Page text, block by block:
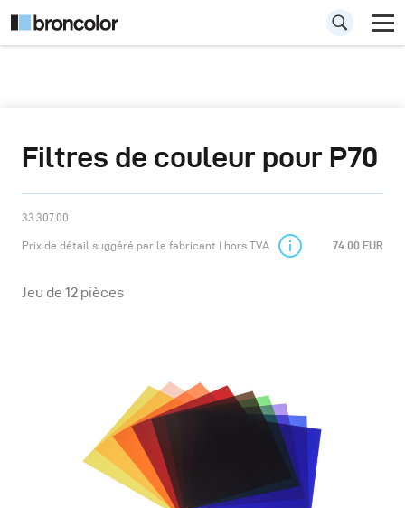
Filtres de couleur pour P70
33.307.00
Prix de détail suggéré par le fabricant | hors TVA 74.00 EUR
Jeu de 12 pièces